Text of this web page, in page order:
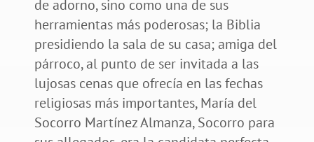
de adorno, sino como una de sus
herramientas más poderosas; la Biblia
presidiendo la sala de su casa; amiga del
párroco, al punto de ser invitada a las
lujosas cenas que ofrecía en las fechas
religiosas más importantes, María del
Socorro Martínez Almanza, Socorro para